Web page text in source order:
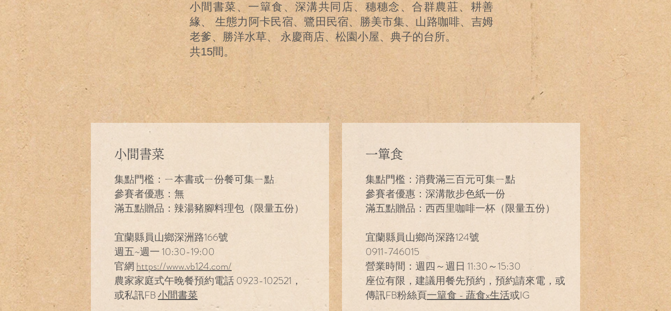
小間書菜、一簞食、深溝共同店、穗穗念、合群農莊、耕善
緣、 生態力阿卡民宿、鷺田民宿、勝美市集、山路咖啡、吉姆
老爹、勝洋水草、 永慶商店、松園小屋、典子的台所。
共15間。
小間書菜
集點門檻：ㄧ本書或ㄧ份餐可集ㄧ點
參賽者優惠：無
滿五點贈品：辣湯豬腳料理包（限量五份）
宜蘭縣員山鄉深洲路166號
週五~週一 10:30-19:00
官網https://www.vb124.com/
農家家庭式午晚餐預約電話 0923-102521，
或私訊FB小間書菜
一簞食
集點門檻：消費滿三百元可集ㄧ點
參賽者優惠：深溝散步色紙一份
滿五點贈品：西西里咖啡一杯（限量五份）
宜蘭縣員山鄉尚深路124號
0911-746015
營業時間：週四～週日 11:30～15:30
座位有限，建議用餐先預約，預約請來電，或
傳訊FB粉絲頁一簞食 - 蔬食x生活或IG